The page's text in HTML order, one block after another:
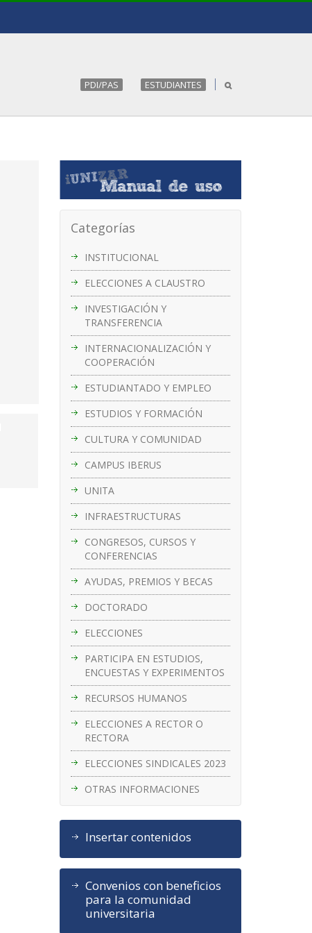
PDI/PAS ESTUDIANTES
Categorías
INSTITUCIONAL
ELECCIONES A CLAUSTRO
INVESTIGACIÓN Y
TRANSFERENCIA
INTERNACIONALIZACIÓN Y
COOPERACIÓN
ESTUDIANTADO Y EMPLEO
ESTUDIOS Y FORMACIÓN
CULTURA Y COMUNIDAD
CAMPUS IBERUS
UNITA
INFRAESTRUCTURAS
CONGRESOS, CURSOS Y
CONFERENCIAS
AYUDAS, PREMIOS Y BECAS
DOCTORADO
ELECCIONES
PARTICIPA EN ESTUDIOS,
ENCUESTAS Y EXPERIMENTOS
RECURSOS HUMANOS
ELECCIONES A RECTOR O
RECTORA
ELECCIONES SINDICALES 2023
OTRAS INFORMACIONES
Insertar contenidos
Convenios con beneficios
para la comunidad
universitaria